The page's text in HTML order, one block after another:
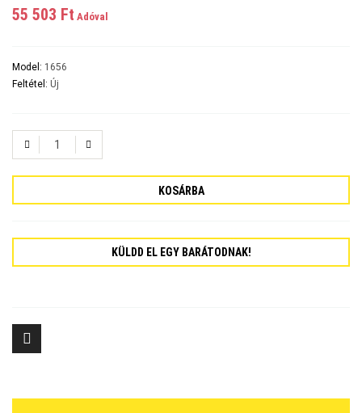
55 503 Ft‎ Adóval
Model: 1656
Feltétel: Új
KOSÁRBA
KÜLDD EL EGY BARÁTODNAK!